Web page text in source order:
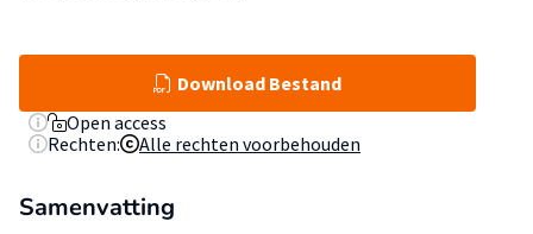
Download Bestand
Open access
Rechten:
Alle rechten voorbehouden
Samenvatting